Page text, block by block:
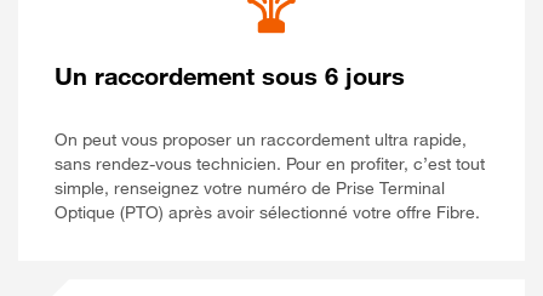
Un raccordement sous 6 jours
On peut vous proposer un raccordement ultra rapide,
sans rendez-vous technicien. Pour en profiter, c’est tout
simple, renseignez votre numéro de Prise Terminal
Optique (PTO) après avoir sélectionné votre offre Fibre.